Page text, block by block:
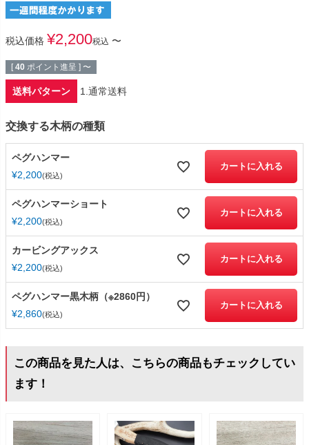
税込価格 ¥2,200税込 〜
[ 40 ポイント進呈 ] 〜
送料パターン 1.通常送料
交換する木柄の種類
ペグハンマー
¥2,200 税込
カートに入れる
ペグハンマーショート
¥2,200 税込
カートに入れる
カービングアックス
¥2,200 税込
カートに入れる
ペグハンマー黒木柄（※2860円）
¥2,860 税込
カートに入れる
この商品を見た人は、こちらの商品もチェックしてい
ます！